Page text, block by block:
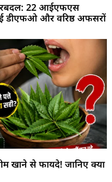
22 आईएफएस
डीएफओ और वरिष्ठ अफसरों
खाने से फायदे! जानिए क्या